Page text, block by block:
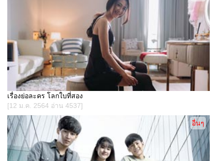
เรื่องย่อละคร โลกใบที่สอง
[12 ม.ค. 2564 อ่าน 4537]
อื่นๆ